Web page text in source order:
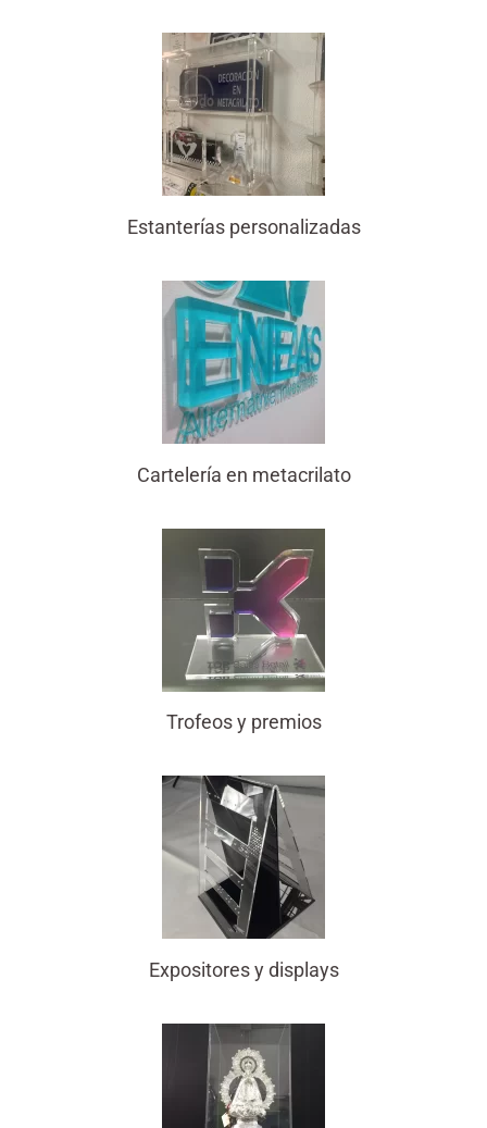
Estanterías personalizadas
Cartelería en metacrilato
Trofeos y premios
Expositores y displays